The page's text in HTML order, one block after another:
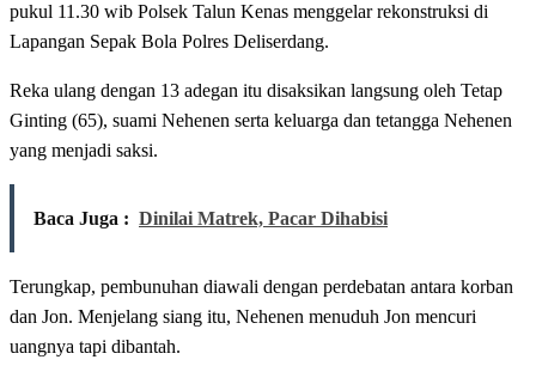
pukul 11.30 wib Polsek Talun Kenas menggelar rekonstruksi di
Lapangan Sepak Bola Polres Deliserdang.
Reka ulang dengan 13 adegan itu disaksikan langsung oleh Tetap
Ginting (65), suami Nehenen serta keluarga dan tetangga Nehenen
yang menjadi saksi.
Baca Juga : Dinilai Matrek, Pacar Dihabisi
Terungkap, pembunuhan diawali dengan perdebatan antara korban
dan Jon. Menjelang siang itu, Nehenen menuduh Jon mencuri
uangnya tapi dibantah.